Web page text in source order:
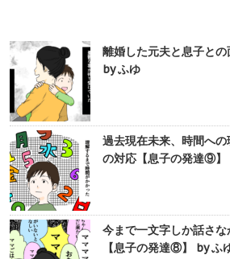
離婚した元夫と息子と
by ふゆ
過去現在未来、時間へ
の対応【息子の発達⑨】
今まで一文字しか話さ
【息子の発達⑧】 by ふ